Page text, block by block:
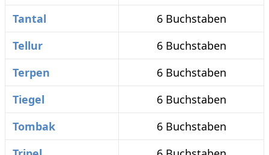
Tantal
6 Buchstaben
Tellur
6 Buchstaben
Terpen
6 Buchstaben
Tiegel
6 Buchstaben
Tombak
6 Buchstaben